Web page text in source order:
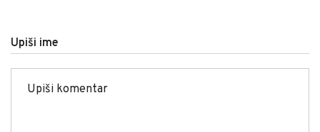
Upiši ime